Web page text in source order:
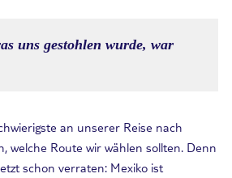
uns gestohlen wurde, war
an unserer Reise nach
welche Route wir wählen sollten. Denn
schon verraten: Mexiko ist